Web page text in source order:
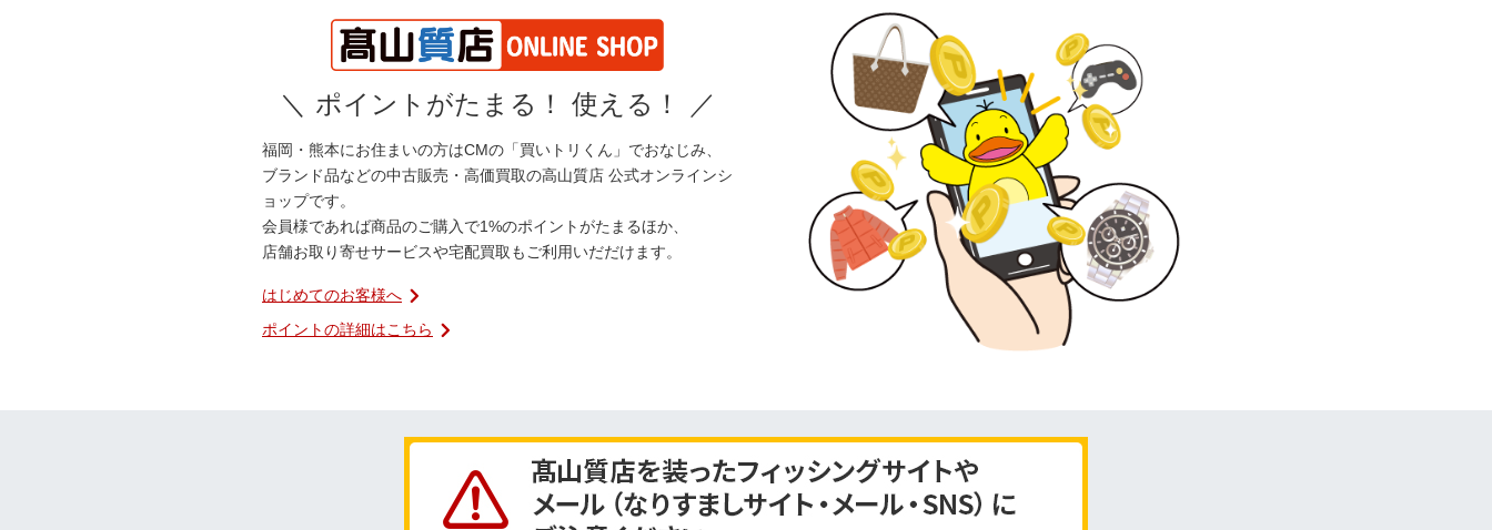
＼ ポイントがたまる！ 使える！ ／
福岡・熊本にお住まいの方はCMの「買いトリくん」でおなじみ、
ブランド品などの中古販売・高価買取の高山質店 公式オンラインシ
ョップです。
会員様であれば商品のご購入で1%のポイントがたまるほか、
店舗お取り寄せサービスや宅配買取もご利用いだだけます。
はじめてのお客様へ
ポイントの詳細はこちら